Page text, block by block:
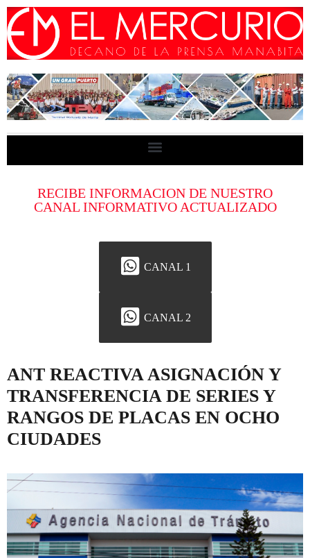
RECIBE INFORMACION DE NUESTRO
CANAL INFORMATIVO ACTUALIZADO
CANAL 1
CANAL 2
ANT REACTIVA ASIGNACIÓN Y
TRANSFERENCIA DE SERIES Y
RANGOS DE PLACAS EN OCHO
CIUDADES